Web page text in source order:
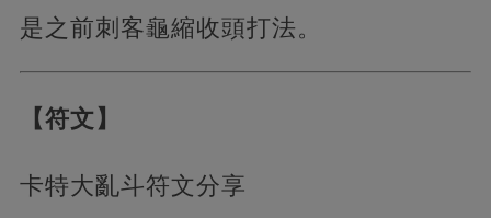
是之前刺客龜縮收頭打法。
【符文】
卡特大亂斗符文分享